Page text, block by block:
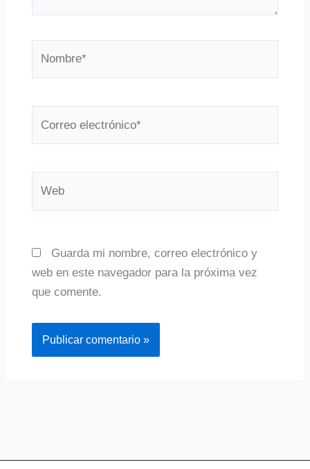
Guarda mi nombre, correo electrónico y
web en este navegador para la próxima vez
que comente.